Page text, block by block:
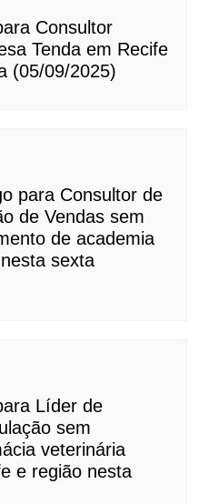
Consultor
Tenda em Recife
(05/09/2025)
para Consultor de
de Vendas sem
de academia
sexta
Líder de
sem
veterinária
e região nesta